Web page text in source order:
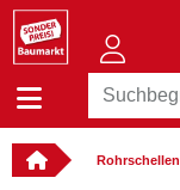
Rohrschellen